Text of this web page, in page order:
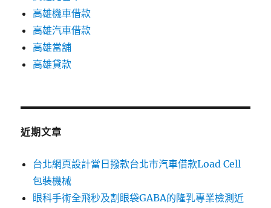
高雄機車借款
高雄汽車借款
高雄當舖
高雄貸款
近期文章
台北網頁設計當日撥款台北市汽車借款Load Cell
包裝機械
眼科手術全飛秒及割眼袋GABA的隆乳專業檢測近